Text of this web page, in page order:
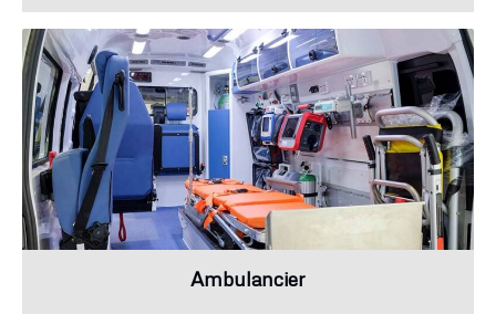
Ambulancier